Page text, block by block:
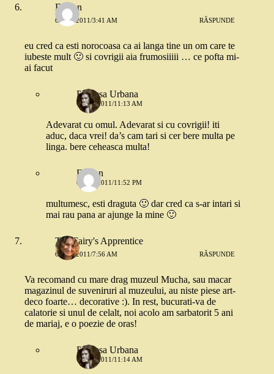
Fanfan
6 MAI 2011/3:41 AM RĂSPUNDE
eu cred ca esti norocoasa ca ai langa tine un om care te
iubeste mult 🙂 si covrigii aia frumosiiiii … ce pofta mi-
ai facut
Printesa Urbana
6 MAI 2011/11:13 AM
Adevarat cu omul. Adevarat si cu covrigii! iti
aduc, daca vrei! da’s cam tari si cer bere multa pe
linga. bere ceheasca multa!
Fanfan
6 MAI 2011/11:52 PM
multumesc, esti draguta 🙂 dar cred ca s-ar intari si
mai rau pana ar ajunge la mine 🙂
The Fairy's Apprentice
6 MAI 2011/7:56 AM RĂSPUNDE
Va recomand cu mare drag muzeul Mucha, sau macar
magazinul de suveniruri al muzeului, au niste piese art-
deco foarte… decorative :). In rest, bucurati-va de
calatorie si unul de celalt, noi acolo am sarbatorit 5 ani
de mariaj, e o poezie de oras!
Printesa Urbana
6 MAI 2011/11:14 AM